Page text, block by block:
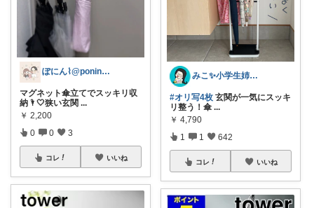
ぽにん⌇@ponin_family
マグネット傘立てでスッキリ収
納🌂🤍狭い玄関 ...
￥ 2,200
0 0 3
コレ いいね
みこ✨小学生姉妹の母ちゃん
#オリ写4枚 玄関が一気にスッキ
リ整う！傘 ...
￥ 4,790
1 1 642
コレ いいね